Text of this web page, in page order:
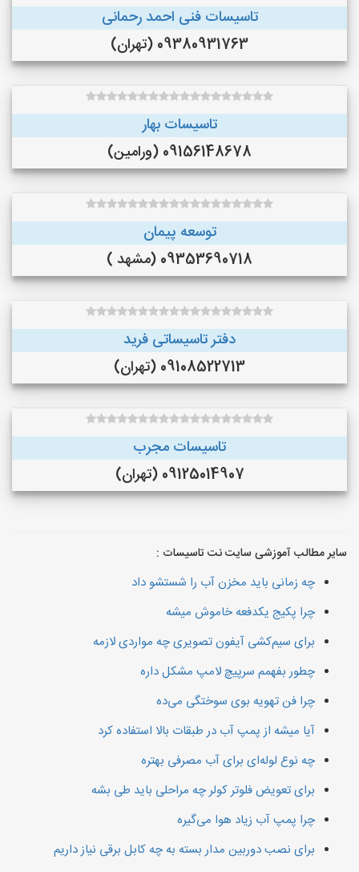
تاسیسات فنی احمد رحمانی
09380931763 (تهران)
تاسیسات بهار
09156148678 (ورامین)
توسعه پیمان
09353690718 (مشهد )
دفتر تاسیساتی فرید
09108522713 (تهران)
تاسیسات مجرب
09125014907 (تهران)
سایر مطالب آموزشی سایت نت تاسیسات :
چه زمانی باید مخزن آب را شستشو داد
چرا پکیج یکدفعه خاموش میشه
برای سیم‌کشی آیفون تصویری چه مواردی لازمه
چطور بفهمم سرپیچ لامپ مشکل داره
چرا فن تهویه بوی سوختگی می‌ده
آیا میشه از پمپ آب در طبقات بالا استفاده کرد
چه نوع لوله‌ای برای آب مصرفی بهتره
برای تعویض فلوتر کولر چه مراحلی باید طی بشه
چرا پمپ آب زیاد هوا می‌گیره
برای نصب دوربین مدار بسته به چه کابل برقی نیاز داریم